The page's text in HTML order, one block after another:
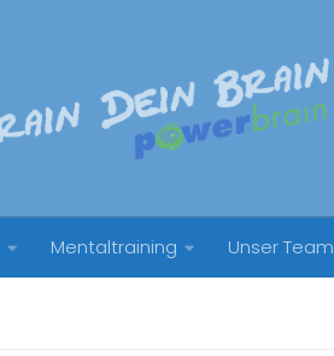
Mentaltraining Unser Team